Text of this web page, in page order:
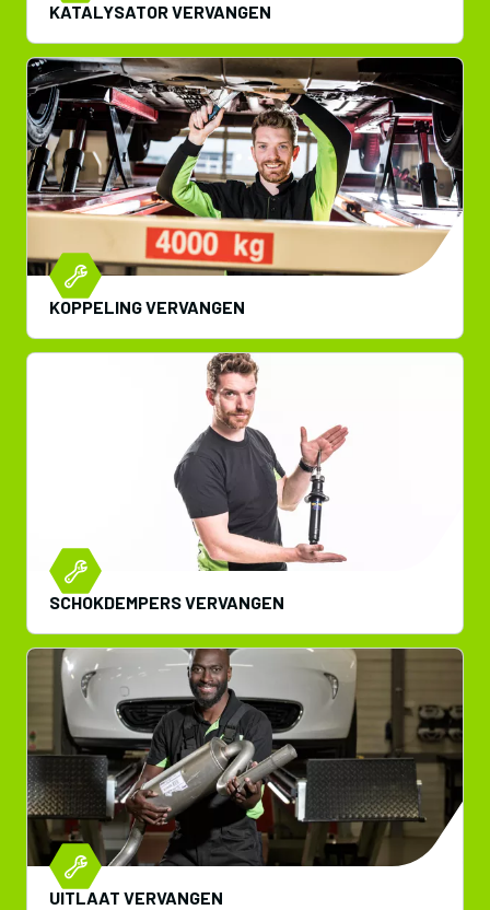
KATALYSATOR VERVANGEN
KOPPELING VERVANGEN
SCHOKDEMPERS VERVANGEN
UITLAAT VERVANGEN